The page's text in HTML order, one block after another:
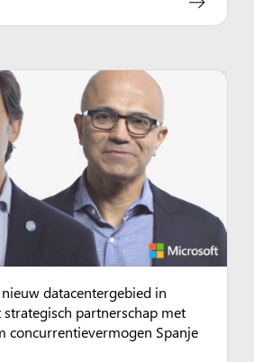
datacentergebied in
partnerschap met
concurrentievermogen Spanje